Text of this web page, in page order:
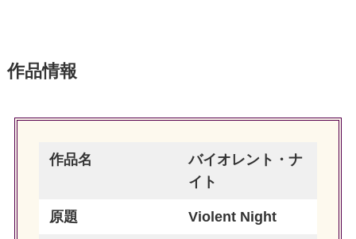
作品情報
作品名
バイオレント・ナ
イト
原題 Violent Night